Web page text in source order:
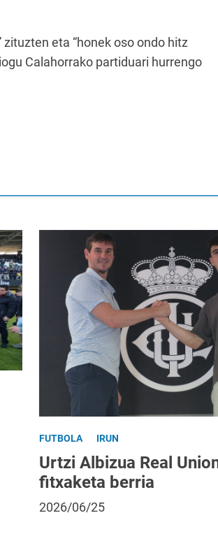
eta “honek oso ondo hitz
Calahorrako partiduari hurrengo
FUTBOLA IRUN
Urtzi Albizua Real
fitxaketa berria
2026/06/25